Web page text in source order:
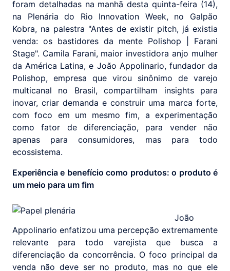
foram detalhadas na manhã desta quinta-feira (14),
na Plenária do Rio Innovation Week, no Galpão
Kobra, na palestra "Antes de existir pitch, já existia
venda: os bastidores da mente Polishop | Farani
Stage". Camila Farani, maior investidora anjo mulher
da América Latina, e João Appolinario, fundador da
Polishop, empresa que virou sinônimo de varejo
multicanal no Brasil, compartilham insights para
inovar, criar demanda e construir uma marca forte,
com foco em um mesmo fim, a experimentação
como fator de diferenciação, para vender não
apenas para consumidores, mas para todo
ecossistema.
Experiência e benefício como produtos: o produto é
um meio para um fim
João
Appolinario enfatizou uma percepção extremamente
relevante para todo varejista que busca a
diferenciação da concorrência. O foco principal da
venda não deve ser no produto, mas no que ele